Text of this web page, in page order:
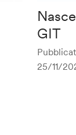
GIT
25/11/